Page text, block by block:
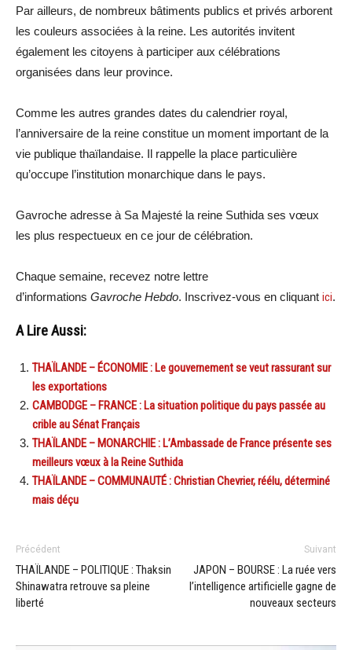
Par ailleurs, de nombreux bâtiments publics et privés arborent
les couleurs associées à la reine. Les autorités invitent
également les citoyens à participer aux célébrations
organisées dans leur province.
Comme les autres grandes dates du calendrier royal,
l’anniversaire de la reine constitue un moment important de la
vie publique thaïlandaise. Il rappelle la place particulière
qu’occupe l’institution monarchique dans le pays.
Gavroche adresse à Sa Majesté la reine Suthida ses vœux
les plus respectueux en ce jour de célébration.
Chaque semaine, recevez notre lettre
d’informations Gavroche Hebdo. Inscrivez-vous en cliquant ici.
A Lire Aussi:
THAÏLANDE – ÉCONOMIE : Le gouvernement se veut rassurant sur
les exportations
CAMBODGE – FRANCE : La situation politique du pays passée au
crible au Sénat Français
THAÏLANDE – MONARCHIE : L’Ambassade de France présente ses
meilleurs vœux à la Reine Suthida
THAÏLANDE – COMMUNAUTÉ : Christian Chevrier, réélu, déterminé
mais déçu
Précédent
THAÏLANDE – POLITIQUE : Thaksin
Shinawatra retrouve sa pleine
liberté
Suivant
JAPON – BOURSE : La ruée vers
l’intelligence artificielle gagne de
nouveaux secteurs